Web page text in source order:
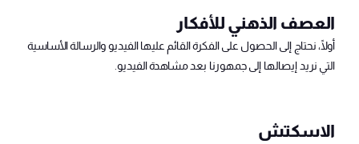
العصف الذهني للأفكار
أولًا، نحتاج إلى الحصول على الفكرة القائم عليها الفيديو والرسالة الأساسية
التي نريد إيصالها إلى جمهورنا بعد مشاهدة الفيديو.
الاسكتش